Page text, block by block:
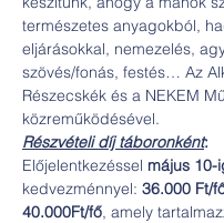
természetes anyagokból,
eljárásokkal, nemezelés,
szövés/fonás, festés… Az
Részecskék és a NEKEM
közreműködésével.
Részvételi díj táboronként:
Előjelentkezéssel május 10-
kedvezménnyel: 36.000 Ft/
40.000Ft/fő, amely